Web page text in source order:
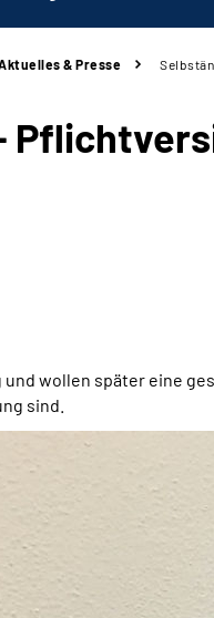
& Presse
wollen später eine
sind.